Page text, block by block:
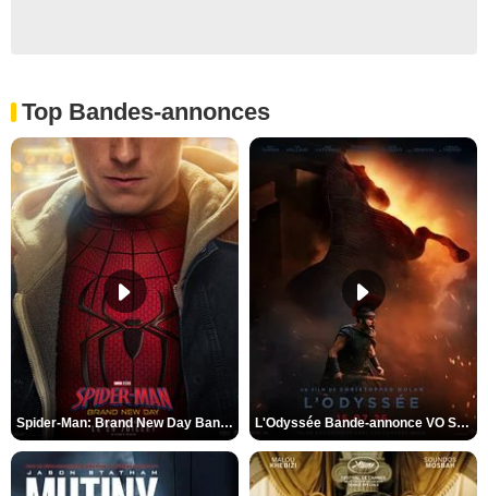
Top Bandes-annonces
Spider-Man: Brand New Day Bande-annonce VO STFR L'Odyssée Bande-annonce VO STFR